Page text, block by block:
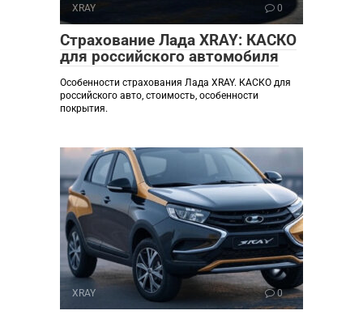
XRAY 0
Страхование Лада XRAY: КАСКО
для российского автомобиля
Особенности страхования Лада XRAY. КАСКО для
российского авто, стоимость, особенности
покрытия.
XRAY 0